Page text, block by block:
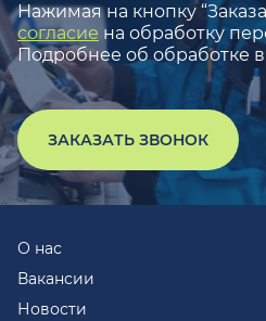
Нажимая на кнопку
согласие на обработку
Подробнее об обработке в
ЗАКАЗАТЬ ЗВОНОК
О нас
Вакансии
Новости